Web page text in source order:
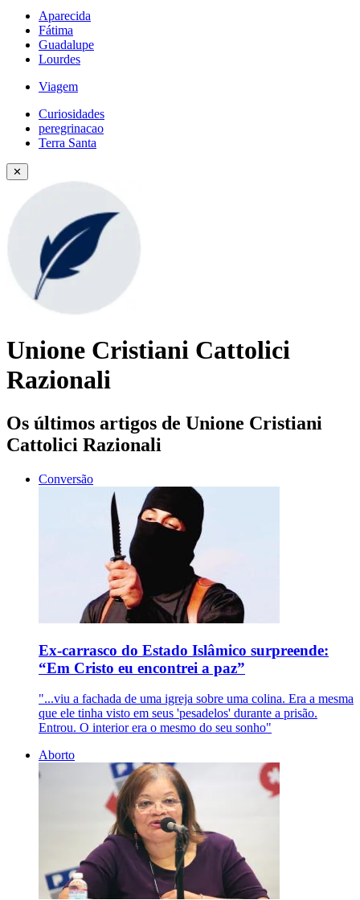
Aparecida
Fátima
Guadalupe
Lourdes
Viagem
Curiosidades
peregrinacao
Terra Santa
✕
Unione Cristiani Cattolici
Razionali
Os últimos artigos de Unione Cristiani
Cattolici Razionali
Conversão
Ex-carrasco do Estado Islâmico surpreende:
“Em Cristo eu encontrei a paz”
"...viu a fachada de uma igreja sobre uma colina. Era a mesma
que ele tinha visto em seus 'pesadelos' durante a prisão.
Entrou. O interior era o mesmo do seu sonho"
Aborto